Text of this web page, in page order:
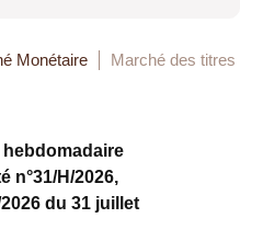
Monétaire Marché des titres
n°31/H/2026,
du 31 juillet